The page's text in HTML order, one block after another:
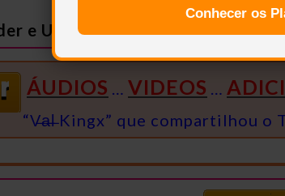
Conhecer os
e Uploader CaNNIBal
ÁUDIOS … VIDEOS …
“V̶a̶l̶ Kingx” que compartilhou o